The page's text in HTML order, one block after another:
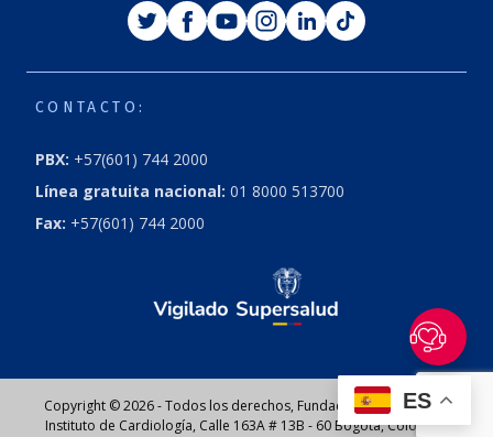
TwitterFacebook
YoutubeInstagram
LinkedinTiktok
CONTACTO:
PBX: +57(601) 744 2000
Línea gratuita nacional: 01 8000 513700
Fax: +57(601) 744 2000
Copyright © 2026 - Todos los derechos, Fundación Cardioinfantil
Instituto de Cardiología, Calle 163A # 13B - 60 Bogotá, Colombia
ES